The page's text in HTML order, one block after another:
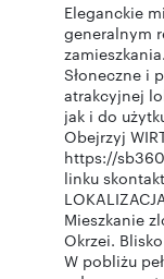
Eleganckie
generalnym
zamieszkania.
Słoneczne i
atrakcyjnej
jak i do
Obejrzyj
https://
linku
Mieszkanie
Okrzei.
W pobliżu